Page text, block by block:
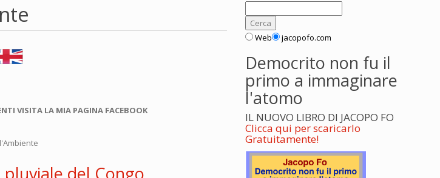
VISITA LA MIA PAGINA FACEBOOK
del Congo
Web jacopofo.com
Democrito non fu il
primo a immaginare
l'atomo
IL NUOVO LIBRO DI JACOPO FO
Clicca qui per scaricarlo
Gratuitamente!